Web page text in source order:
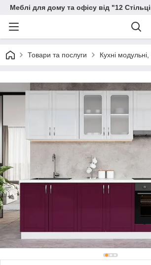
Меблі для дому та офісу від "12
Товари та послуги Кухні модульні,